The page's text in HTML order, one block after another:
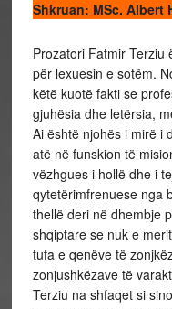
Shkruan: MSc. Albert
Prozatori Fatmir Terziu
për lexuesin e sotëm.
këtë kuotë fakti se
gjuhësia dhe letërsia,
Ai është njohës i mirë i
atë në funskion të
vëzhgues i hollë dhe i
qytetërimfrenuese nga
thellë deri në dhembje
shqiptare se nuk e
tufa e qenëve të
zonjushkëzave të
Terziu na shfaqet si